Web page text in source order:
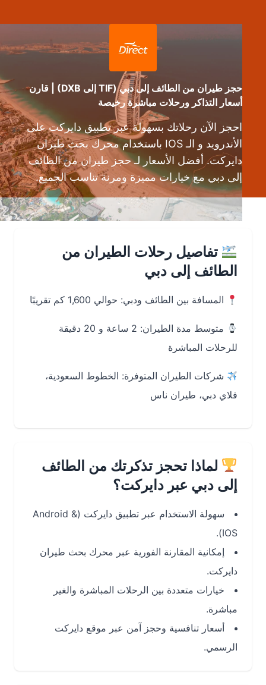
حجز طيران من الطائف إلى دبي (TIF إلى DXB) | قارن
أسعار التذاكر ورحلات مباشرة رخيصة
احجز الآن رحلاتك بسهولة عبر تطبيق دايركت على
الأندرويد و الـ IOS باستخدام محرك بحث طيران
دايركت. أفضل الأسعار لـ حجز طيران من الطائف
إلى دبي مع خيارات مميزة ومرنة تناسب الجميع.
تفاصيل رحلات الطيران من
الطائف إلى دبي
المسافة بين الطائف ودبي: حوالي 1,600 كم تقريبًا
متوسط مدة الطيران: 2 ساعة و 20 دقيقة
للرحلات المباشرة
شركات الطيران المتوفرة: الخطوط السعودية،
فلاي دبي، طيران ناس
لماذا تحجز تذكرتك من الطائف
إلى دبي عبر دايركت؟
سهولة الاستخدام عبر تطبيق دايركت (Android &
إمكانية المقارنة الفورية عبر محرك بحث طيران
دايركت.
خيارات متعددة بين الرحلات المباشرة والغير
مباشرة.
أسعار تنافسية وحجز آمن عبر موقع دايركت
الرسمي.